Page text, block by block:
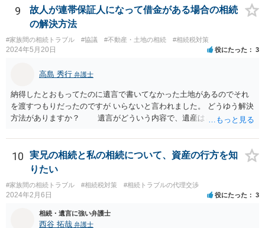
ば不利益もあります。あるいは、後に虚偽主張をしたと指摘されるリ
スクもあります。 ですからそれを提出したことが事件処理として不適
切であるとか、結果においてマイナスを与えたということまではいえ
ないと思います。 依頼者とのコミュニケーション含む微妙な問題であ
り第三者にはあまりアドバイスしづらい問題であるということはご理
9
故人が連帯保証人になって借金がある場合の相続
の解決方法
#家族間の相続トラブル #協議 #不動産・土地の相続 #相続税対策
2024年5月20日 役にたった 3
高島 秀行 弁護士
納得したとおもってたのに遺言で書いてなかった土地があるのでそれ
を渡すつもりだったのですが いらないと言われました。 どうゆう解決
方法がありますか？ 遺言がどういう内容で、遺産はどれくらいあ
分からないとあなたの質問に回答することは難しいです。 遺留分
が請求されるのであれば、遺留分は法改正により現金で支払うことに
なることから 土地を渡すということで解決しない可能性はありま
す。 ただ、遺言で書いていない土地は、遺産分割により、相手が
取得することとなる可能性はあります。 弁護士に面談で詳しい事
情を話して相談された方がよいと思います。
10
実兄の相続と私の相続について、資産の行方を知
りたい
#家族間の相続トラブル #相続税対策 #相続トラブルの代理交渉
2024年2月6日 役にたった 3
相続・遺言に強い弁護士
西谷 拓哉 弁護士